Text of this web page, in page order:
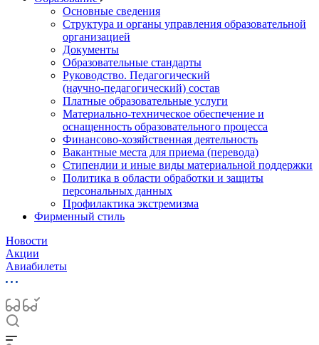
Основные сведения
Структура и органы управления образовательной
организацией
Документы
Образовательные стандарты
Руководство. Педагогический
(научно‑педагогический) состав
Платные образовательные услуги
Материально-техническое обеспечение и
оснащенность образовательного процесса
Финансово-хозяйственная деятельность
Вакантные места для приема (перевода)
Стипендии и иные виды материальной поддержки
Политика в области обработки и защиты
персональных данных
Профилактика экстремизма
Фирменный стиль
Новости
Акции
Авиабилеты